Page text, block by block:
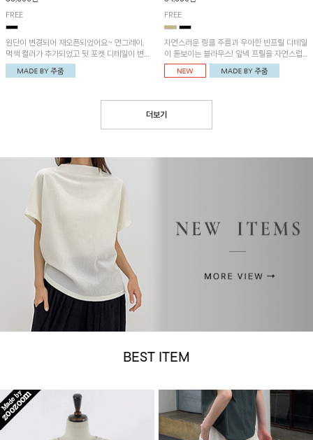
FREE
원단이 변경되어 재오픈되었어요~ 연그레이,
먹색 컬러가 추가되었고 뒷 포켓 디테일이 변
경되었습니다~가볍고 시원하게 착용되는 배
기통팬츠! 허리밴딩과 여유로운 통으로 편안해
FREE
자연스러운 링클 주름과 우아한 반프릴 디테일
이 돋보이는 블라우스! 앞넥 프릴을 자연스럽
게 내려 여성스러운 무드로 연출하거나, 어깨
옆 단추에 걸어 세련된 카울넥 스타일로 연출
더보기
BEST ITEM